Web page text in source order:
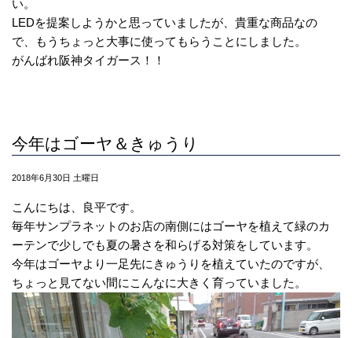
い。
LEDを提案しようかと思っていましたが、貴重な商品なの
で、もうちょっと大事に使ってもらうことにしました。
がんばれ阪神タイガース！！
今年はゴーヤ＆きゅうり
2018年6月30日 土曜日
こんにちは、良平です。
毎年サンプラネットのお店の南側にはゴーヤを植えて緑のカ
ーテンで少しでも夏の暑さを和らげる対策をしています。
今年はゴーヤより一足先にきゅうりを植えていたのですが、
ちょっと見てない間にこんなに大きく育っていました。